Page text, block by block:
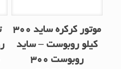
موتور کرکره ساید 300
کیلو روبوست – ساید
روبوست 300